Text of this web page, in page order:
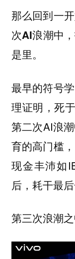
那么回到一
次AI浪潮中
是里。
最早的符号
理证明，死
第二次AI浪
育的高门槛
现金丰沛如
后，耗干最后
第三次浪潮